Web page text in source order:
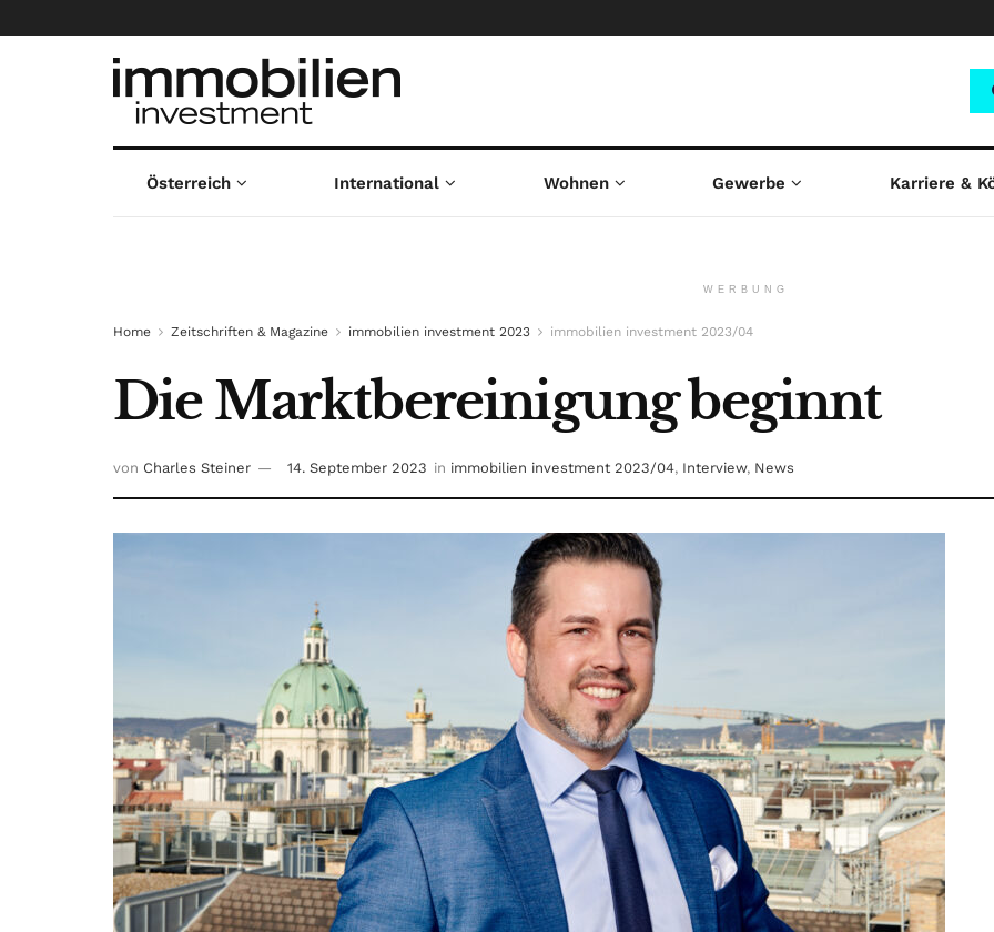
Österreich International Wohnen Gewerbe Karriere &
WERBUNG
Home Zeitschriften & Magazine immobilien investment 2023 immobilien investment 2023/04
Die Marktbereinigung beginnt
von Charles Steiner 14. September 2023 in immobilien investment 2023/04, Interview, News